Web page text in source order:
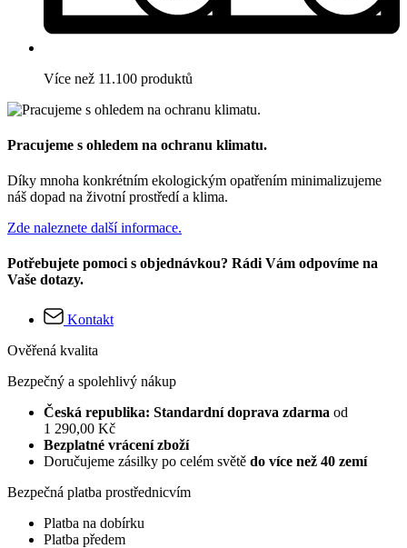
Více než 11.100 produktů
Pracujeme s ohledem na ochranu klimatu.
Díky mnoha konkrétním ekologickým opatřením minimalizujeme
náš dopad na životní prostředí a klima.
Zde naleznete další informace.
Potřebujete pomoci s objednávkou? Rádi Vám odpovíme na
Vaše dotazy.
Kontakt
Ověřená kvalita
Bezpečný a spolehlivý nákup
Česká republika: Standardní doprava zdarma od
1 290,00 Kč
Bezplatné vrácení zboží
Doručujeme zásilky po celém světě do více než 40 zemí
Bezpečná platba prostřednicvím
Platba na dobírku
Platba předem